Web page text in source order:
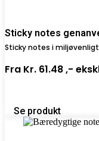
Sticky notes
Sticky notes i
Fra Kr. 61.48 ,-
Se produkt